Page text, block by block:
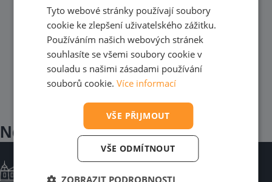
Nejnovější aktuality
Tyto webové stránky používají soubory
cookie ke zlepšení uživatelského zážitku.
Používáním našich webových stránek
souhlasíte se všemi soubory cookie v
souladu s našimi zásadami používání
souborů cookie. Více informací
VŠE PŘIJMOUT
VŠE ODMÍTNOUT
ZOBRAZIT PODROBNOSTI